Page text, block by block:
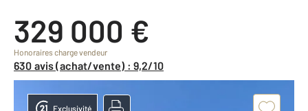
329 000 €
Honoraires charge vendeur
630 avis (achat/vente) : 9,2/10
Exclusivité